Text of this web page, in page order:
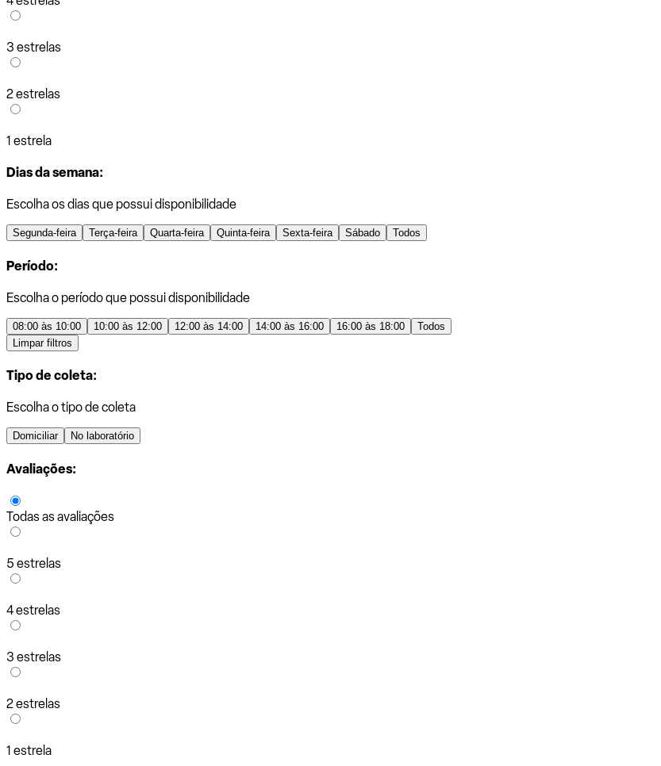
3 estrelas
2 estrelas
1 estrela
Dias da semana:
Escolha os dias que possui disponibilidade
Segunda-feira Terça-feira Quarta-feira Quinta-feira Sexta-feira Sábado Todos
Período:
Escolha o período que possui disponibilidade
08:00 às 10:00 10:00 às 12:00 12:00 às 14:00 14:00 às 16:00 16:00 às 18:00
Todos
Limpar filtros
Tipo de coleta:
Escolha o tipo de coleta
Domiciliar No laboratório
Avaliações:
Todas as avaliações
5 estrelas
4 estrelas
3 estrelas
2 estrelas
1 estrela